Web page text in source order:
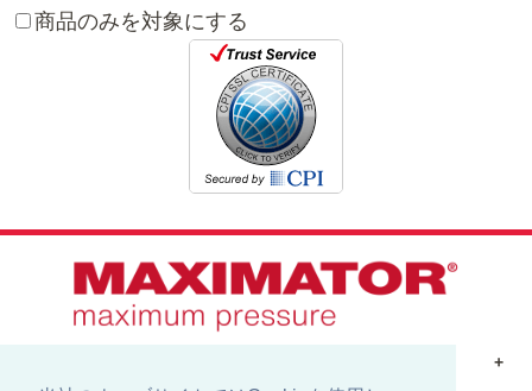
商品のみを対象にする
+